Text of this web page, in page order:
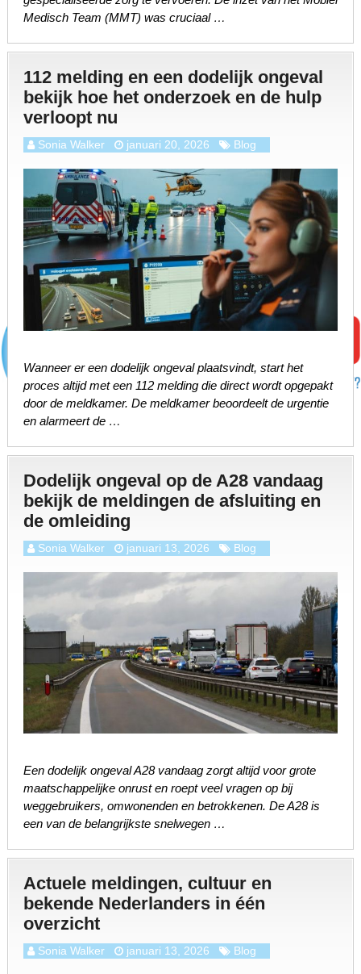
Medisch Team (MMT) was cruciaal …
112 melding en een dodelijk ongeval
bekijk hoe het onderzoek en de hulp
verloopt nu
Sonia Walker januari 20, 2026 Blog
Wanneer er een dodelijk ongeval plaatsvindt, start het
proces altijd met een 112 melding die direct wordt opgepakt
door de meldkamer. De meldkamer beoordeelt de urgentie
en alarmeert de …
Dodelijk ongeval op de A28 vandaag
bekijk de meldingen de afsluiting en
de omleiding
Sonia Walker januari 13, 2026 Blog
Een dodelijk ongeval A28 vandaag zorgt altijd voor grote
maatschappelijke onrust en roept veel vragen op bij
weggebruikers, omwonenden en betrokkenen. De A28 is
een van de belangrijkste snelwegen …
Actuele meldingen, cultuur en
bekende Nederlanders in één
overzicht
Sonia Walker januari 13, 2026 Blog